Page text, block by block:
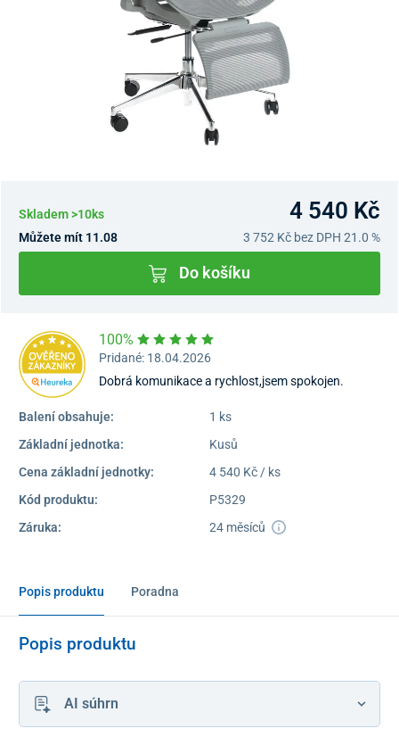
Skladem >10ks 4 540 Kč
Můžete mít 11.08 3 752 Kč bez DPH 21.0 %
Do košíku
100%
Pridané: 18.04.2026
Dobrá komunikace a rychlost,jsem spokojen.
Balení obsahuje:
1 ks
Základní jednotka:
Kusů
Cena základní jednotky:
4 540 Kč / ks
Kód produktu:
P5329
Záruka:
24 měsíců
Popis produktu Poradna
Popis produktu
AI súhrn